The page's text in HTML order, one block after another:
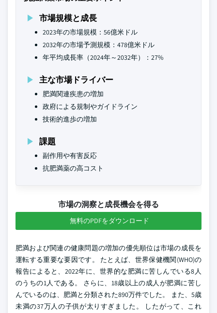
市場規模と成長
2023年の市場規模：56億米ドル
2032年の市場予測規模：478億米ドル
年平均成長率（2024年～2032年）：27%
主な市場ドライバー
肥満関連疾患の増加
政府による規制やガイドライン
技術的進歩の増加
課題
副作用や有害反応
抗肥満薬の高コスト
市場の洞察と成長機会を得る
無料のPDFをダウンロード
肥満および関連の健康問題の増加の優先順位は市場の成長を
運転する重要な要因です。 たとえば、世界保健機関(WHO)の
報告によると、2022年に、世界的な肥満に苦しんでいる8人
のうちの1人である。 さらに、18歳以上の成人が肥満に苦し
んでいるのは、肥満と分類された890万件でした。 また、5歳
未満の37万人の子供が太りすぎました。 したがって、これ